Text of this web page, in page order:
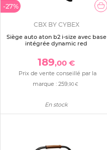
-27%
CBX BY CYBEX
Siège auto aton b2 i-size avec base
intégrée dynamic red
189,00 €
Prix de vente conseillé par la
marque : 259,90 €
En stock